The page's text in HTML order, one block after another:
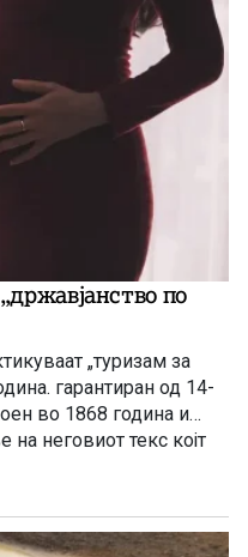
по
„туризам за
гарантиран од 14-
во 1868 година и
неговиот текс којт
секој роден во САД